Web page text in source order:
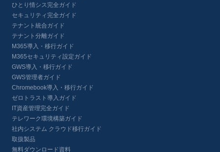
ひとり情シス完全ガイド
セキュリティ完全ガイド
テナント統合ガイド
テナント分離ガイド
M365導入・移行ガイド
M365セキュリティ設定ガイド
GWS導入・移行ガイド
GWS管理者ガイド
Chromebook導入・移行ガイド
ゼロトラスト導入ガイド
IT資産管理完全ガイド
テレワーク環境構築ガイド
社内システム クラウド移行ガイド
取扱製品
無料ダウンロード資料